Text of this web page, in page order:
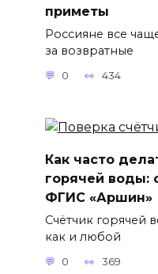
приметы
Россияне все
за возвратные
0 434
Как часто
горячей воды:
ФГИС «Аршин»
Счётчик горячей
как и любой
0 369